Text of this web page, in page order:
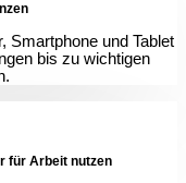
Smartphone und Tablet
bis zu wichtigen
für Arbeit nutzen